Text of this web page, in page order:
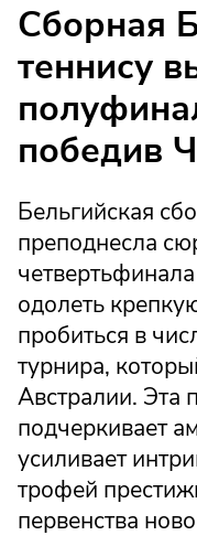
Сборная
теннису
победив
Бельгийская
преподнесла
одолеть
пробиться в
турнира,
Австралии. Эта
подчеркивает
усиливает
трофей
первенства